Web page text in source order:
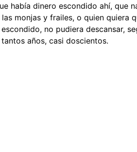
había dinero escondido ahí, que
monjas y frailes, o quien quiera
no pudiera descansar,
años, casi doscientos.